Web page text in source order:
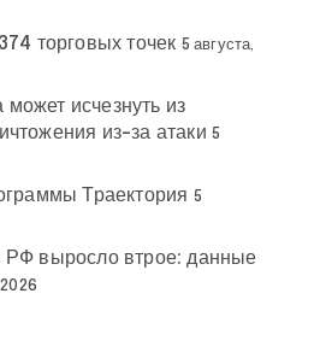
торговых точек 5 августа,
исчезнуть из
из-за атаки 5
Траектория 5
РФ выросло втрое: данные